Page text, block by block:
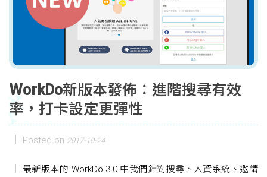
WorkDo新版本發佈：進階搜尋有效
率，打卡設定更彈性
Posted on 2017-10-24
最新版本的 WorkDo 3.0 中我們針對搜尋、人資系統、邀請